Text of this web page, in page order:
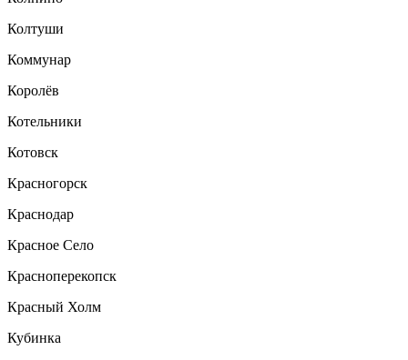
Колтуши
Коммунар
Королёв
Котельники
Котовск
Красногорск
Краснодар
Красное Село
Красноперекопск
Красный Холм
Кубинка